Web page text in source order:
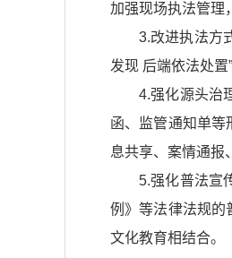
加强现场执法管理
3.改进执法方
发现 后端依法处
4.强化源头治
函、监管通知单等
息共享、案情通报
5.强化普法宣
例》等法律法规的
文化教育相结合。